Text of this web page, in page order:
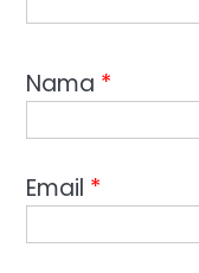
Nama *
Email *